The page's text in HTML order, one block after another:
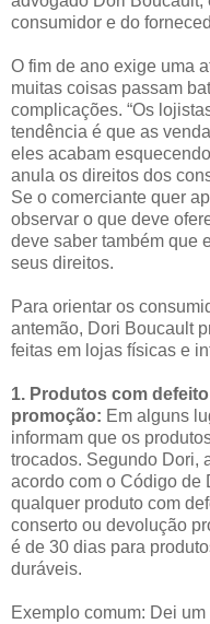
consumidor e do
O fim de ano exige uma
muitas coisas passam
complicações. “Os
tendência é que as
eles acabam
anula os direitos dos
Se o comerciante quer
observar o que deve
deve saber também que
seus direitos.
Para orientar os
antemão, Dori Boucault
feitas em lojas físicas e
1. Produtos com
promoção: Em alguns
informam que os
trocados. Segundo Dori,
acordo com o Código de
qualquer produto com
conserto ou devolução
é de 30 dias para
duráveis.
Exemplo comum: Dei